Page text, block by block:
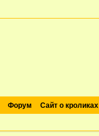
Форум Сайт о кроликах